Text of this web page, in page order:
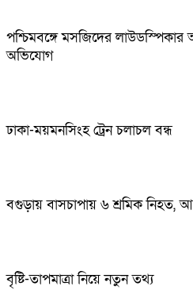
পশ্চিমবঙ্গে মসজিদের লাউডস্পিকার
অভিযোগ
ঢাকা-ময়মনসিংহ ট্রেন চলাচল বন্ধ
বগুড়ায় বাসচাপায় ৬ শ্রমিক নিহত,
বৃষ্টি-তাপমাত্রা নিয়ে নতুন তথ্য